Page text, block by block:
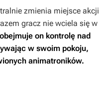
zmienia miejsce akcji
gracz nie wciela się w
on kontrolę nad
w swoim pokoju,
animatroników.